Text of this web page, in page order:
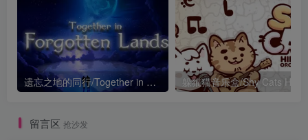
遗忘之地的同行/Together in Forgotten Lands
留言区 抢沙发